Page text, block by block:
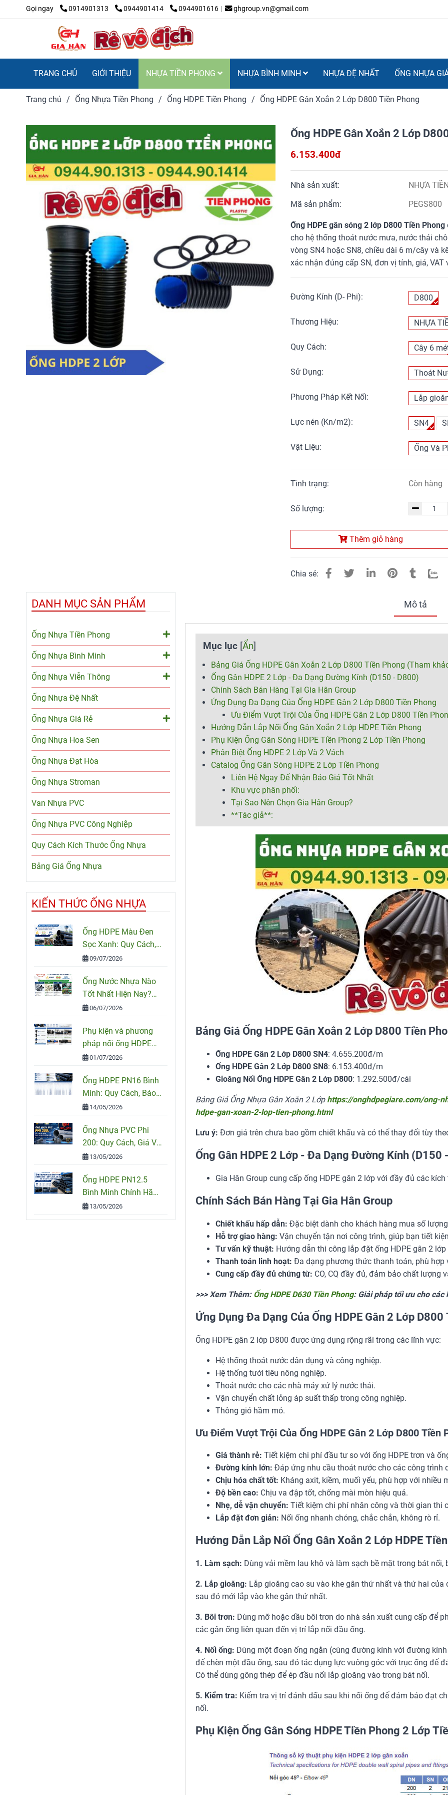
Gọi ngay 0914901313 0944901414 0944901616 ghgroup.vn@gmail.com
TRANG CHỦ GIỚI THIỆU NHỰA TIỀN PHONG NHỰA BÌNH MINH NHỰA ĐỆ NHẤT ỐNG NHỰA
Trang chủ / Ống Nhựa Tiền Phong / Ống HDPE Tiền Phong / Ống HDPE Gân Xoắn 2 Lớp D800 Tiền Phong
Ống HDPE Gân Xoắn 2 Lớp
6.153.400đ
Nhà sản xuất:
NHỰA
Mã sản phẩm:
PEGS800
Ống HDPE gân sóng 2 lớp D800 Tiền Phong
cho hệ thống thoát nước mưa, nước thải
vòng SN4 hoặc SN8, chiều dài 6 m/cây và
xác nhận đúng cấp SN, đơn vị tính, giá,
Đường Kính (D- Phi): D800
Thương Hiệu: NHỰA
Quy Cách: Cây 6
Sử Dụng: Thoát
Phương Pháp Kết Nối: Lắp
Lực nén (Kn/m2): SN4
Vật Liệu: Ống Và
Tình trạng: Còn hàng
Số lượng:
Thêm giỏ hàng
Chia sẻ:
Mô tả
Mục lục [Ẩn]
Bảng Giá Ống HDPE Gân Xoắn 2 Lớp D800 Tiền Phong (Tham
Ống Gân HDPE 2 Lớp - Đa Dạng Đường Kính (D150 - D800)
Chính Sách Bán Hàng Tại Gia Hân Group
Ứng Dụng Đa Dạng Của Ống HDPE Gân 2 Lớp D800 Tiền Phong
Ưu Điểm Vượt Trội Của Ống HDPE Gân 2 Lớp D800 Tiền
Hướng Dẫn Lắp Nối Ống Gân Xoắn 2 Lớp HDPE Tiền Phong
Phụ Kiện Ống Gân Sóng HDPE Tiền Phong 2 Lớp Tiền Phong
Phân Biệt Ống HDPE 2 Lớp Và 2 Vách
Catalog Ống Gân Sóng HDPE 2 Lớp Tiền Phong
Liên Hệ Ngay Để Nhận Báo Giá Tốt Nhất
Khu vực phân phối:
Tại Sao Nên Chọn Gia Hân Group?
**Tác giả**:
Bảng Giá Ống HDPE Gân Xoắn 2 Lớp D800 Tiền
Ống HDPE Gân 2 Lớp D800 SN4: 4.655.200đ/m
Ống HDPE Gân 2 Lớp D800 SN8: 6.153.400đ/m
Gioăng Nối Ống HDPE Gân 2 Lớp D800: 1.292.500đ/cái
Bảng Giá Ống Nhựa Gân Xoắn 2 Lớp https://onghdpegiare.com/ong-
hdpe-gan-xoan-2-lop-tien-phong.html
Lưu ý: Đơn giá trên chưa bao gồm chiết khấu và có thể thay đổi tùy
Ống Gân HDPE 2 Lớp - Đa Dạng Đường Kính (D150
Gia Hân Group cung cấp ống HDPE gân 2 lớp với đầy đủ các
Chính Sách Bán Hàng Tại Gia Hân Group
Chiết khấu hấp dẫn: Đặc biệt dành cho khách hàng mua số
Hỗ trợ giao hàng: Vận chuyển tận nơi công trình, giúp bạn tiết
Tư vấn kỹ thuật: Hướng dẫn thi công lắp đặt ống HDPE gân 2
Thanh toán linh hoạt: Đa dạng phương thức thanh toán, phù
Cung cấp đầy đủ chứng từ: CO, CQ đầy đủ, đảm bảo chất lượng
>>> Xem Thêm: Ống HDPE D630 Tiền Phong: Giải pháp tối ưu cho các
Ứng Dụng Đa Dạng Của Ống HDPE Gân 2 Lớp
Ống HDPE gân 2 lớp D800 được ứng dụng rộng rãi trong các lĩnh vực:
Hệ thống thoát nước dân dụng và công nghiệp.
Hệ thống tưới tiêu nông nghiệp.
Thoát nước cho các nhà máy xử lý nước thải.
Vận chuyển chất lỏng áp suất thấp trong công nghiệp.
Thông gió hầm mỏ.
Ưu Điểm Vượt Trội Của Ống HDPE Gân 2 Lớp D800 Tiền
Giá thành rẻ: Tiết kiệm chi phí đầu tư so với ống HDPE trơn và
Đường kính lớn: Đáp ứng nhu cầu thoát nước cho các công trình
Chịu hóa chất tốt: Kháng axit, kiềm, muối yếu, phù hợp với nhiều
Độ bền cao: Chịu va đập tốt, chống mài mòn hiệu quả.
Nhẹ, dễ vận chuyển: Tiết kiệm chi phí nhân công và thời gian thi
Lắp đặt đơn giản: Nối ống nhanh chóng, chắc chắn, không rò rỉ.
Hướng Dẫn Lắp Nối Ống Gân Xoắn 2 Lớp HDPE
1. Làm sạch: Dùng vải mềm lau khô và làm sạch bề mặt trong bát
2. Lắp gioăng: Lắp gioăng cao su vào khe gân thứ nhất và thứ hai
sau đó mới lắp vào khe gân thứ nhất.
3. Bôi trơn: Dùng mỡ hoặc dầu bôi trơn do nhà sản xuất cung cấp để
các gân ống liên quan đến vị trí lắp nối đầu ống.
4. Nối ống: Dùng một đoạn ống ngắn (cùng đường kính với đường
để chèn một đầu ống, sau đó tác dụng lực vuông góc với trục ống để
Có thể dùng gông thép để ép đầu nối lắp gioăng vào trong bát nối.
5. Kiểm tra: Kiểm tra vị trí đánh dấu sau khi nối ống để đảm bảo đạt
nối.
Phụ Kiện Ống Gân Sóng HDPE Tiền Phong 2 Lớp
DANH MỤC SẢN PHẨM
Ống Nhựa Tiền Phong
Ống Nhựa Bình Minh
Ống Nhựa Viễn Thông
Ống Nhựa Đệ Nhất
Ống Nhựa Giá Rẻ
Ống Nhựa Hoa Sen
Ống Nhựa Đạt Hòa
Ống Nhựa Stroman
Van Nhựa PVC
Ống Nhựa PVC Công Nghiệp
Quy Cách Kích Thước Ống Nhựa
Bảng Giá Ống Nhựa
KIẾN THỨC ỐNG NHỰA
Ống HDPE Màu Đen
Sọc Xanh: Quy Cách,
Ứng Dụng Và Cách
09/07/2026
Ống Nước Nhựa Nào
Tốt Nhất Hiện Nay?
So Sánh PVC, PPR Và
06/07/2026
Phụ kiện và phương
pháp nối ống HDPE
đúng kỹ thuật
01/07/2026
Ống HDPE PN16 Bình
Minh: Quy Cách, Báo
Giá Và Cách Chọn
14/05/2026
Ống Nhựa PVC Phi
200: Quy Cách, Giá Và
Cách Chọn Đúng Cho
13/05/2026
Ống HDPE PN12.5
Bình Minh Chính Hãng
– Quy Cách, Giá Bán
Và Tư Vấn Chọn Mua
13/05/2026